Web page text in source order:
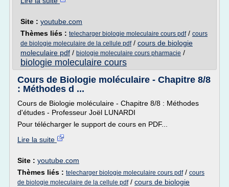
Site : youtube.com
Thèmes liés : telecharger biologie moleculaire cours pdf/ cours
de biologie moleculaire de la cellule pdf/ cours de biologie
moleculaire pdf / biologie moleculaire cours pharmacie /
biologie moleculaire cours
Cours de Biologie moléculaire - Chapitre 8/8
: Méthodes d ...
Cours de Biologie moléculaire - Chapitre 8/8 : Méthodes
d'études - Professeur Joël LUNARDI
Pour télécharger le support de cours en PDF...
Lire la suite
Site : youtube.com
Thèmes liés : telecharger biologie moleculaire cours pdf/ cours
de biologie moleculaire de la cellule pdf/ cours de biologie